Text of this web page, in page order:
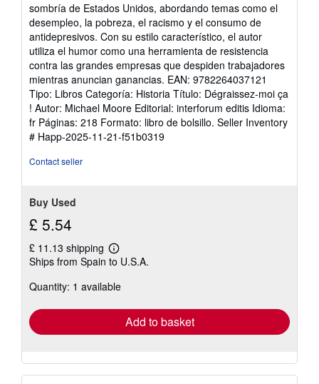
sombría de Estados Unidos, abordando temas como el
desempleo, la pobreza, el racismo y el consumo de
antidepresivos. Con su estilo característico, el autor
utiliza el humor como una herramienta de resistencia
contra las grandes empresas que despiden trabajadores
mientras anuncian ganancias. EAN: 9782264037121
Tipo: Libros Categoría: Historia Título: Dégraissez-moi ça
! Autor: Michael Moore Editorial: interforum editis Idioma:
fr Páginas: 218 Formato: libro de bolsillo. Seller Inventory
# Happ-2025-11-21-f51b0319
Contact seller
Buy Used
£ 5.54
£ 11.13 shipping
Learn
more
shipping
Ships from Spain to U.S.A.
Quantity: 1 available
Add to basket